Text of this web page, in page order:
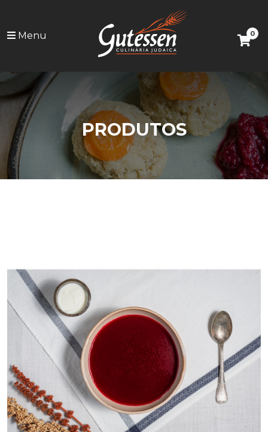
Menu 0
PRODUTOS